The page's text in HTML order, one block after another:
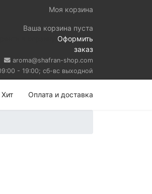
Моя корзина
Ваша корзина пуста
Оформить
заказ
aroma@shafran-shop.com
- 19:00; сб-вс выходной
Хит Оплата и доставка